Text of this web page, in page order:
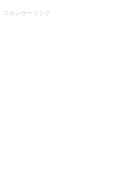
スポンサーリンク